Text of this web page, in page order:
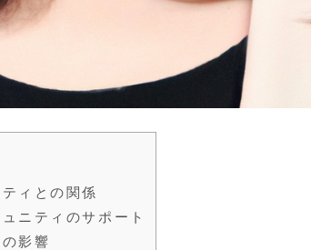
ィとの関係
ニティのサポート
影響